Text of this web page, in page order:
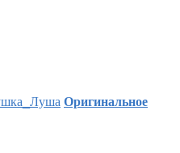
Оригинальное